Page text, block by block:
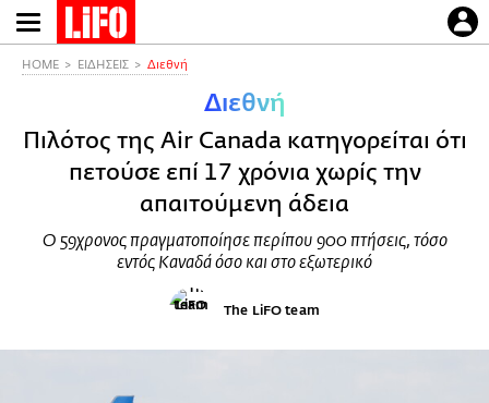
Παράκαμψη
προς
HOME ΕΙΔΗΣΕΙΣ Διεθνή
Διεθνή
Πιλότος της Air Canada κατηγορείται ότι
πετούσε επί 17 χρόνια χωρίς την
απαιτούμενη άδεια
O 59χρονος πραγματοποίησε περίπου 900 πτήσεις, τόσο
εντός Καναδά όσο και στο εξωτερικό
The LiFO team